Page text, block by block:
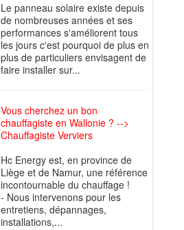
Le panneau solaire existe depuis
de nombreuses années et ses
performances s'améliorent tous
les jours c'est pourquoi de plus en
plus de particuliers envisagent de
faire installer sur...
Vous cherchez un bon
chauffagiste en Wallonie ? -->
Chauffagiste Verviers
Hc Energy est, en province de
Liège et de Namur, une référence
incontournable du chauffage !
- Nous intervenons pour les
entretiens, dépannages,
installations,...